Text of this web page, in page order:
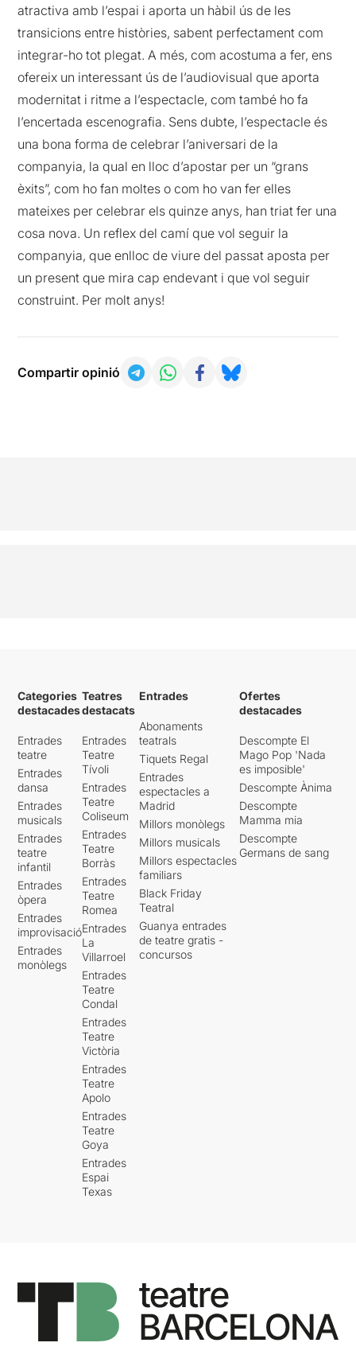
atractiva amb l’espai i aporta un hàbil ús de les
transicions entre històries, sabent perfectament com
integrar-ho tot plegat. A més, com acostuma a fer, ens
ofereix un interessant ús de l’audiovisual que aporta
modernitat i ritme a l’espectacle, com també ho fa
l’encertada escenografia. Sens dubte, l’espectacle és
una bona forma de celebrar l’aniversari de la
companyia, la qual en lloc d’apostar per un “grans
èxits”, com ho fan moltes o com ho van fer elles
mateixes per celebrar els quinze anys, han triat fer una
cosa nova. Un reflex del camí que vol seguir la
companyia, que enlloc de viure del passat aposta per
un present que mira cap endevant i que vol seguir
construint. Per molt anys!
Compartir opinió
Categories
destacades
Entrades
teatre
Entrades
dansa
Entrades
musicals
Entrades
teatre
infantil
Entrades
òpera
Entrades
improvisació
Entrades
monòlegs
Teatres
destacats
Entrades
Teatre
Tívoli
Entrades
Teatre
Coliseum
Entrades
Teatre
Borràs
Entrades
Teatre
Romea
Entrades
La
Villarroel
Entrades
Teatre
Condal
Entrades
Teatre
Victòria
Entrades
Teatre
Apolo
Entrades
Teatre
Goya
Entrades
Espai
Texas
Entrades
Abonaments
teatrals
Tiquets Regal
Entrades
espectacles a
Madrid
Millors monòlegs
Millors musicals
Millors espectacles
familiars
Black Friday
Teatral
Guanya entrades
de teatre gratis -
concursos
Ofertes
destacades
Descompte El
Mago Pop 'Nada
es imposible'
Descompte Ànima
Descompte
Mamma mia
Descompte
Germans de sang